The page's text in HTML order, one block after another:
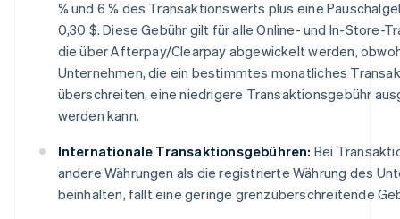
% und 6 % des Transaktionswerts plus eine
0,30 $. Diese Gebühr gilt für alle Online- und In-Store-
die über Afterpay/Clearpay abgewickelt werden,
Unternehmen, die ein bestimmtes monatliches
überschreiten, eine niedrigere Transaktionsgebühr
werden kann.
Internationale Transaktionsgebühren: Bei
andere Währungen als die registrierte Währung des
beinhalten, fällt eine geringe grenzüberschreitende